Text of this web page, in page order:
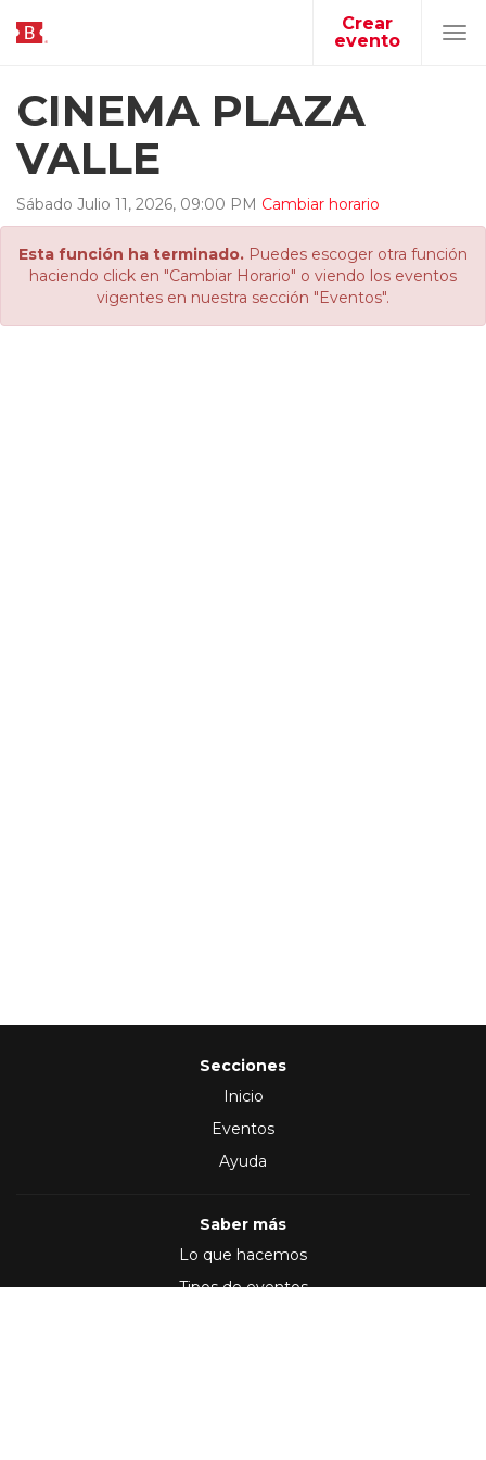
Crear
evento
CINEMA PLAZA
VALLE
Sábado Julio 11, 2026, 09:00 PM Cambiar horario
Esta función ha terminado. Puedes escoger otra función
haciendo click en "Cambiar Horario" o viendo los eventos
vigentes en nuestra sección "Eventos".
Secciones
Inicio
Eventos
Ayuda
Saber más
Lo que hacemos
Tipos de eventos